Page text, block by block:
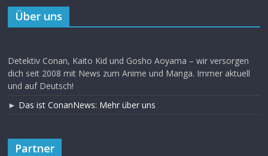
Über uns
Detektiv Conan, Kaito Kid und Gosho Aoyama – wir versorgen
dich seit 2008 mit News zum Anime und Manga. Immer aktuell
und auf Deutsch!
► Das ist ConanNews: Mehr über uns
Partner